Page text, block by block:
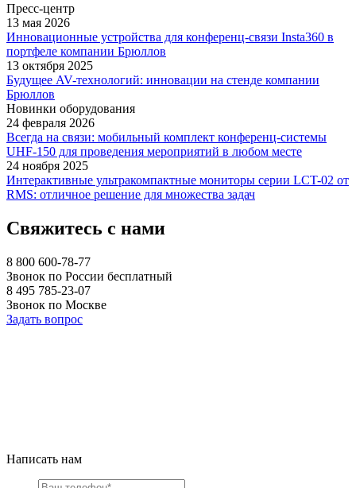
Пресс-центр
13 мая 2026
Инновационные устройства для конференц-связи Insta360 в
портфеле компании Брюллов
13 октября 2025
Будущее AV-технологий: инновации на стенде компании
Брюллов
Новинки оборудования
24 февраля 2026
Всегда на связи: мобильный комплект конференц-системы
UHF-150 для проведения мероприятий в любом месте
24 ноября 2025
Интерактивные ультракомпактные мониторы серии LCT-02 от
RMS: отличное решение для множества задач
Свяжитесь с нами
8 800 600-78-77
Звонок по России бесплатный
8 495 785-23-07
Звонок по Москве
Задать вопрос
Написать нам